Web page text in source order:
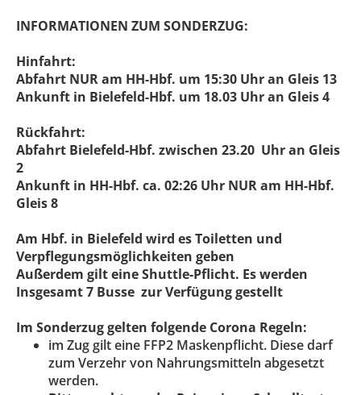
INFORMATIONEN ZUM SONDERZUG:
Hinfahrt:
Abfahrt NUR am HH-Hbf. um 15:30 Uhr an Gleis 13
Ankunft in Bielefeld-Hbf. um 18.03 Uhr an Gleis 4
Rückfahrt:
Abfahrt Bielefeld-Hbf. zwischen 23.20 Uhr an Gleis
2
Ankunft in HH-Hbf. ca. 02:26 Uhr NUR am HH-Hbf.
Gleis 8
Am Hbf. in Bielefeld wird es Toiletten und
Verpflegungsmöglichkeiten geben
Außerdem gilt eine Shuttle-Pflicht. Es werden
Insgesamt 7 Busse zur Verfügung gestellt
Im Sonderzug gelten folgende Corona Regeln:
im Zug gilt eine FFP2 Maskenpflicht. Diese darf
zum Verzehr von Nahrungsmitteln abgesetzt
werden.